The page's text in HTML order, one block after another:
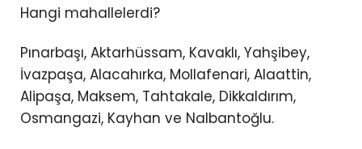
Hangi mahallelerdi?
Pınarbaşı, Aktarhüssam, Kavaklı, Yahşibey,
İvazpaşa, Alacahırka, Mollafenari, Alaattin,
Alipaşa, Maksem, Tahtakale, Dikkaldırım,
Osmangazi, Kayhan ve Nalbantoğlu.